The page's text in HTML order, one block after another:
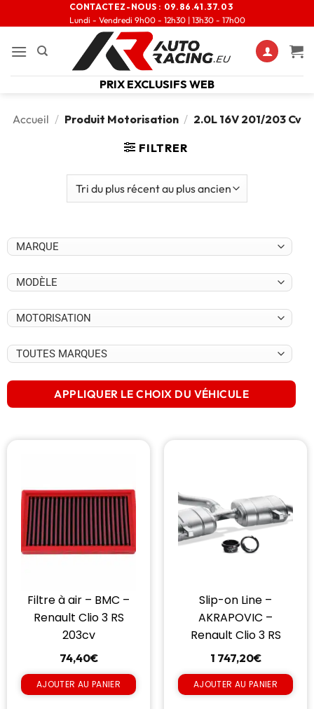
CONTACTEZ-NOUS : 09.86.41.37.03
Lundi - Vendredi 9h00 - 12h30 | 13h30 - 17h00
PRIX EXCLUSIFS WEB
Accueil / Produit Motorisation / 2.0L 16V 201/203 Cv
FILTRER
APPLIQUER LE CHOIX DU VÉHICULE
Filtre à air – BMC –
Renault Clio 3 RS
203cv
74,40€
AJOUTER AU PANIER
Slip-on Line –
AKRAPOVIC –
Renault Clio 3 RS
1 747,20€
AJOUTER AU PANIER